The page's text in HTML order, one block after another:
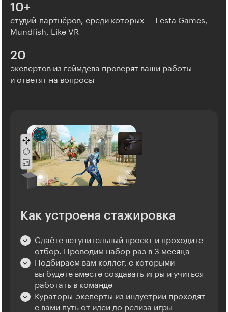
10+
студий-партнёров, среди которых — Lesta Games,
Mundfish, Like VR
20
экспертов из геймдева проверят ваши работы
и ответят на вопросы
Как устроена стажировка
Сдаёте вступительный проект и проходите
отбор. Проводим набор раз в 3 месяца
Подбираем вам коллег, с которыми
вы будете вместе создавать игры и учиться
работать в команде
Кураторы-эксперты из индустрии проходят
с вами путь от идеи до релиза игры